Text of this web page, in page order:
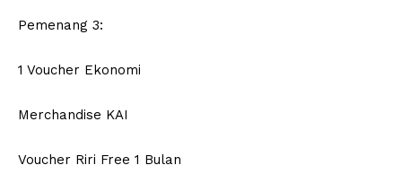
Pemenang 3:
1 Voucher Ekonomi
Merchandise KAI
Voucher Riri Free 1 Bulan